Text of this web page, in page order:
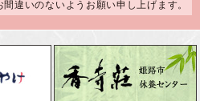
違いのないようお願い申し上げます。